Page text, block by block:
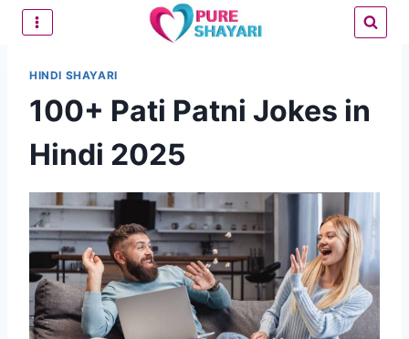
Skip
HINDI SHAYARI
100+ Pati Patni Jokes in
Hindi 2025